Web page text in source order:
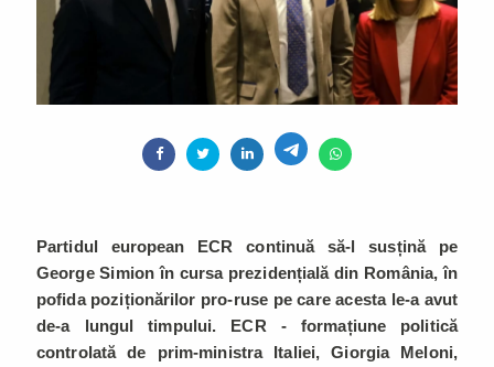
Partidul european ECR continuă să-l susțină pe
George Simion în cursa prezidențială din România, în
pofida poziționărilor pro-ruse pe care acesta le-a avut
de-a lungul timpului. ECR - formațiune politică
controlată de prim-ministra Italiei, Giorgia Meloni,